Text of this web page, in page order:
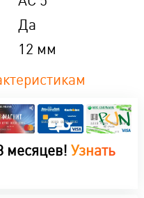
Да
12 мм
месяцев! Узнать